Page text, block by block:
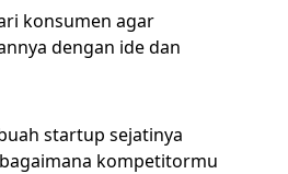
konsumen agar
dengan ide dan
startup sejatinya
kompetitormu